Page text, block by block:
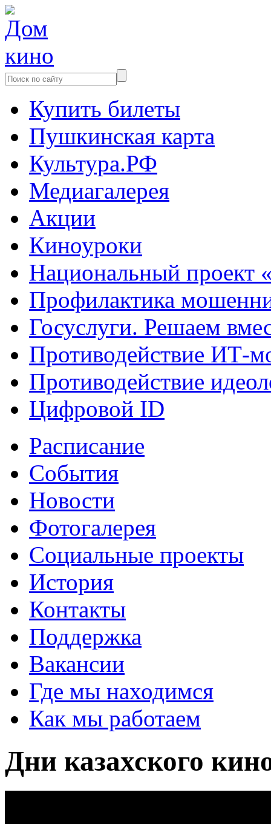
Купить билеты
Пушкинская карта
Культура.РФ
Медиагалерея
Акции
Киноуроки
Национальный проект
Профилактика
Госуслуги. Решаем
Противодействие ИТ-
Противодействие
Цифровой ID
Расписание
События
Новости
Фотогалерея
Социальные проекты
История
Контакты
Поддержка
Вакансии
Где мы находимся
Как мы работаем
Дни казахского